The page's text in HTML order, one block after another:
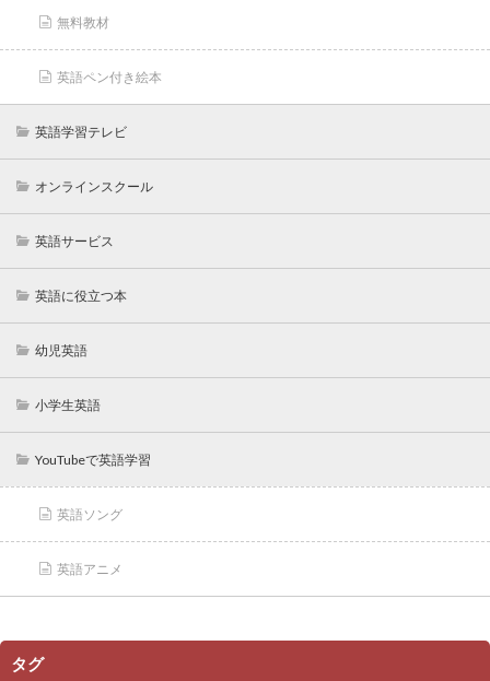
無料教材
英語ペン付き絵本
英語学習テレビ
オンラインスクール
英語サービス
英語に役立つ本
幼児英語
小学生英語
YouTubeで英語学習
英語ソング
英語アニメ
タグ